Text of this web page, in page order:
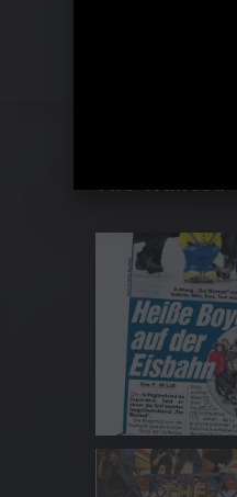
The Wanted